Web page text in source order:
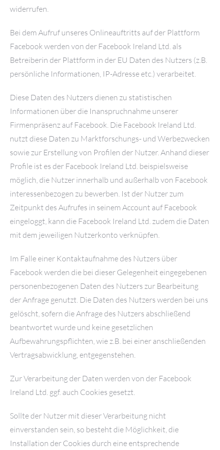
widerrufen.
Bei dem Aufruf unseres Onlineauftritts auf der Plattform
Facebook werden von der Facebook Ireland Ltd. als
Betreiberin der Plattform in der EU Daten des Nutzers (z.B.
persönliche Informationen, IP-Adresse etc.) verarbeitet.
Diese Daten des Nutzers dienen zu statistischen
Informationen über die Inanspruchnahme unserer
Firmenpräsenz auf Facebook. Die Facebook Ireland Ltd.
nutzt diese Daten zu Marktforschungs- und Werbezwecken
sowie zur Erstellung von Profilen der Nutzer. Anhand dieser
Profile ist es der Facebook Ireland Ltd. beispielsweise
möglich, die Nutzer innerhalb und außerhalb von Facebook
interessenbezogen zu bewerben. Ist der Nutzer zum
Zeitpunkt des Aufrufes in seinem Account auf Facebook
eingeloggt, kann die Facebook Ireland Ltd. zudem die Daten
mit dem jeweiligen Nutzerkonto verknüpfen.
Im Falle einer Kontaktaufnahme des Nutzers über
Facebook werden die bei dieser Gelegenheit eingegebenen
personenbezogenen Daten des Nutzers zur Bearbeitung
der Anfrage genutzt. Die Daten des Nutzers werden bei uns
gelöscht, sofern die Anfrage des Nutzers abschließend
beantwortet wurde und keine gesetzlichen
Aufbewahrungspflichten, wie z.B. bei einer anschließenden
Vertragsabwicklung, entgegenstehen.
Zur Verarbeitung der Daten werden von der Facebook
Ireland Ltd. ggf. auch Cookies gesetzt.
Sollte der Nutzer mit dieser Verarbeitung nicht
einverstanden sein, so besteht die Möglichkeit, die
Installation der Cookies durch eine entsprechende